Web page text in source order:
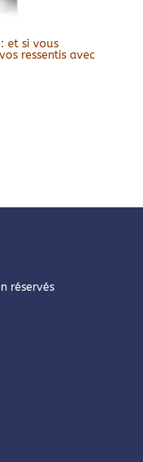
et si vous
ressentis avec
réservés